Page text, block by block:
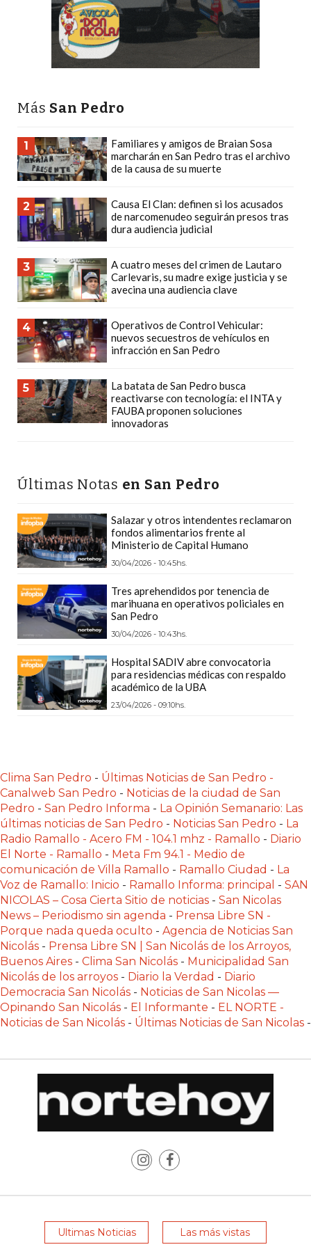
PLATAFORMAS
CÓMO
PEDIDOS
DE
COMIDA
WHATSAPP:
LA
DEFINITIVA
PARA
RESTAURANTES
Y
DELIVERIES
CREAR
TIENDA
ONLINE:
MEJOR
CHANGUITO.COM.AR,
LA
TIENDA
ARGENTINA
QUE
RECOMIENDAN
PARA
VENDER
PAGAR
COMISIÓN
CREAR
TIENDA
ONLINE
SIN
COMISIÓN
POR
VENTA
POR
QUÉ
CADA
VEZ
MÁS
RECIBIR
POR
Más San Pedro
1
Familiares y amigos de Braian Sosa
marcharán en San Pedro tras el archivo
de la causa de su muerte
2
Causa El Clan: definen si los acusados
de narcomenudeo seguirán presos tras
dura audiencia judicial
3
A cuatro meses del crimen de Lautaro
Carlevaris, su madre exige justicia y se
avecina una audiencia clave
4
Operativos de Control Vehicular:
nuevos secuestros de vehículos en
infracción en San Pedro
5
La batata de San Pedro busca
reactivarse con tecnología: el INTA y
FAUBA proponen soluciones
innovadoras
Últimas Notas en San Pedro
Salazar y otros intendentes reclamaron
fondos alimentarios frente al
Ministerio de Capital Humano
30/04/2026 - 10:45hs.
Tres aprehendidos por tenencia de
marihuana en operativos policiales en
San Pedro
30/04/2026 - 10:43hs.
Hospital SADIV abre convocatoria
para residencias médicas con respaldo
académico de la UBA
23/04/2026 - 09:10hs.
Clima San Pedro - Últimas Noticias de San Pedro -
Canalweb San Pedro - Noticias de la ciudad de San
Pedro - San Pedro Informa - La Opinión Semanario: Las
últimas noticias de San Pedro - Noticias San Pedro - La
Radio Ramallo - Acero FM - 104.1 mhz - Ramallo - Diario
El Norte - Ramallo - Meta Fm 94.1 - Medio de
comunicación de Villa Ramallo - Ramallo Ciudad - La
Voz de Ramallo: Inicio - Ramallo Informa: principal - SAN
NICOLAS – Cosa Cierta Sitio de noticias - San Nicolas
News – Periodismo sin agenda - Prensa Libre SN -
Porque nada queda oculto - Agencia de Noticias San
Nicolás - Prensa Libre SN | San Nicolás de los Arroyos,
Buenos Aires - Clima San Nicolás - Municipalidad San
Nicolás de los arroyos - Diario la Verdad - Diario
Democracia San Nicolás - Noticias de San Nicolas —
Opinando San Nicolás - El Informante - EL NORTE -
Noticias de San Nicolás - Últimas Noticias de San Nicolas -
Ultimas Noticias Las más vistas